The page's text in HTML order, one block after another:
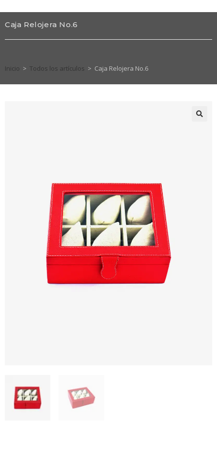
Caja Relojera No.6
Inicio > Todos los artículos > Caja Relojera No.6